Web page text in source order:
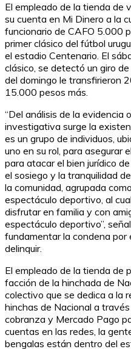
El empleado de la tienda de
su cuenta en Mi Dinero a la
funcionario de CAFO 5.000
primer clásico del fútbol
el estadio Centenario. El
clásico, se detectó un giro
del domingo le transfirieron
15.000 pesos más.
“Del análisis de la evidencia
investigativa surge la
es un grupo de individuos,
uno en su rol, para asegurar
para atacar el bien jurídico
el sosiego y la tranquilidad
la comunidad, agrupada
espectáculo deportivo, al
disfrutar en familia y con
espectáculo deportivo”,
fundamentar la condena por
delinquir.
El empleado de la tienda de
facción de la hinchada de
colectivo que se dedica a la
hinchas de Nacional a
cobranza y Mercado Pago
cuentas en las redes, la
bengalas están dentro del